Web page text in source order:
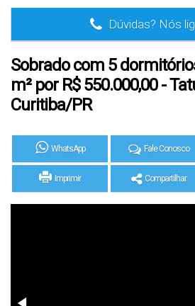
Dúvidas? Nós
Sobrado com 5
m² por R$ 550.000,00 -
Curitiba/PR
WhatsApp Fale Conosco
Imprimir Compartilhar